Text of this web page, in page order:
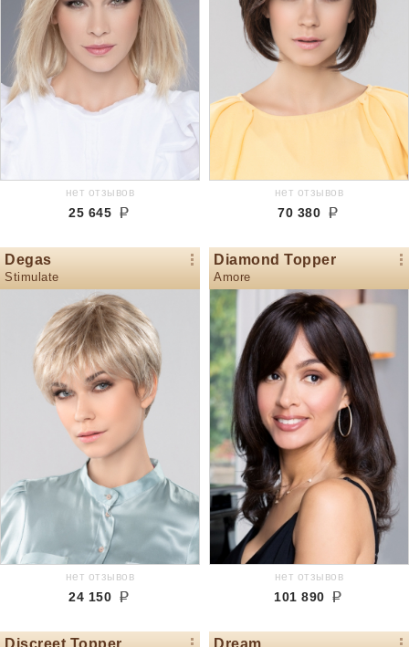
нет отзывов
25 645
нет отзывов
70 380
Degas
Stimulate
нет отзывов
24 150
Diamond Topper
Amore
нет отзывов
101 890